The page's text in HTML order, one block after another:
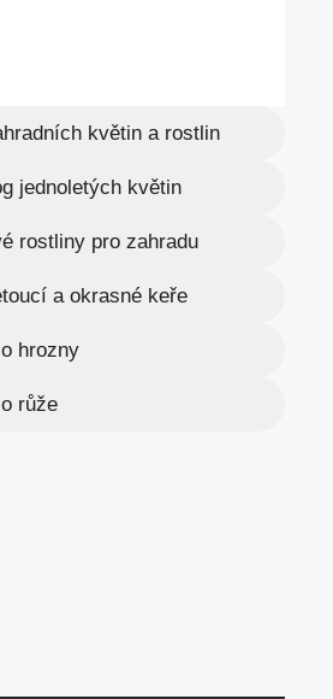
květin a rostlin
jednoletých květin
rostliny pro zahradu
a okrasné keře
hrozny
růže